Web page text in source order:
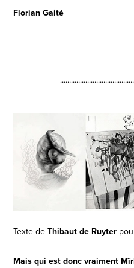
Florian Gaité
Texte deThibaut de Ruyter
Mais qui est donc vraiment